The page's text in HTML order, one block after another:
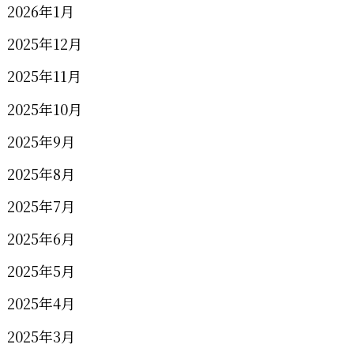
2026年1月
2025年12月
2025年11月
2025年10月
2025年9月
2025年8月
2025年7月
2025年6月
2025年5月
2025年4月
2025年3月